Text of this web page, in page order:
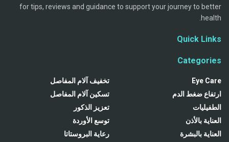
for tips, reviews and guidance to support your journey to better
health.
Quick Links
Categories
Eye Care
ارتفاع ضغط الدم
الطفيليات
العناية بالأذن
العناية بالبشرة
تخفيف آلام المفاصل
تسكين آلام المفاصل
تعزيز الذكور
توسع الأوردة
رعاية البروستاتا